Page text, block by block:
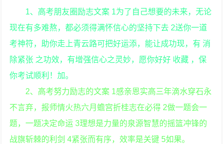
1、高考朋友圈励志文案 1为了自己想要的未来，无论
现在有多难熬，都必须得满怀信心的坚持下去 2送你一道
考神符，助你走上青云路可把好运添，能让成功现，有 消
除紧张 之功效，有增强信心之灵妙，愿你好好 收藏 ，保
你考试顺利！加。
2、高考努力励志的文案 1感亲恩实高三年滴水穿石永
不言弃，报师情火热六月蟾宫折桂志在必得 2做一题会一
题，一题决定命运 3理想是力量的泉源智慧的摇篮冲锋的
战旗斩棘的利剑 4紧张而有序，效率是关键 5如果。